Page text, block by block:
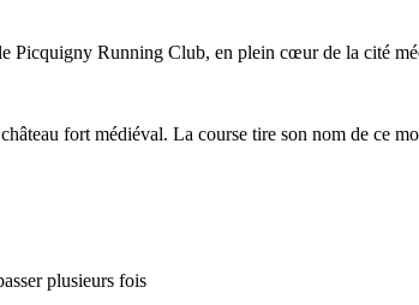
Picquigny Running Club, en plein cœur de la cité
fort médiéval. La course tire son nom de ce
plusieurs fois